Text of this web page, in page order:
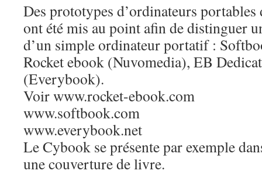
Des prototypes d’ordinateurs portables
ont été mis au point afin de distinguer
d’un simple ordinateur portatif :
Rocket ebook (Nuvomedia), EB
(Everybook).
Voir www.rocket-ebook.com
www.softbook.com
www.everybook.net
Le Cybook se présente par exemple
une couverture de livre.